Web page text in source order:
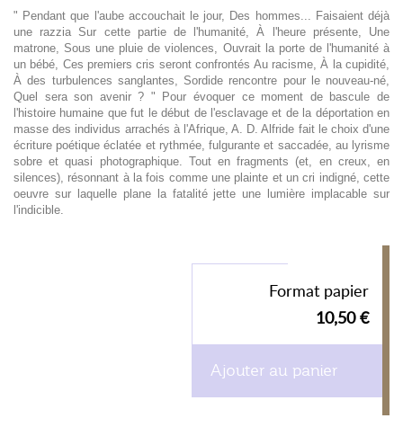
" Pendant que l'aube accouchait le jour, Des hommes... Faisaient déjà
une razzia Sur cette partie de l'humanité, À l'heure présente, Une
matrone, Sous une pluie de violences, Ouvrait la porte de l'humanité à
un bébé, Ces premiers cris seront confrontés Au racisme, À la cupidité,
À des turbulences sanglantes, Sordide rencontre pour le nouveau-né,
Quel sera son avenir ? " Pour évoquer ce moment de bascule de
l'histoire humaine que fut le début de l'esclavage et de la déportation en
masse des individus arrachés à l'Afrique, A. D. Alfride fait le choix d'une
écriture poétique éclatée et rythmée, fulgurante et saccadée, au lyrisme
sobre et quasi photographique. Tout en fragments (et, en creux, en
silences), résonnant à la fois comme une plainte et un cri indigné, cette
oeuvre sur laquelle plane la fatalité jette une lumière implacable sur
l'indicible.
Format papier
10,50 €
Ajouter au panier